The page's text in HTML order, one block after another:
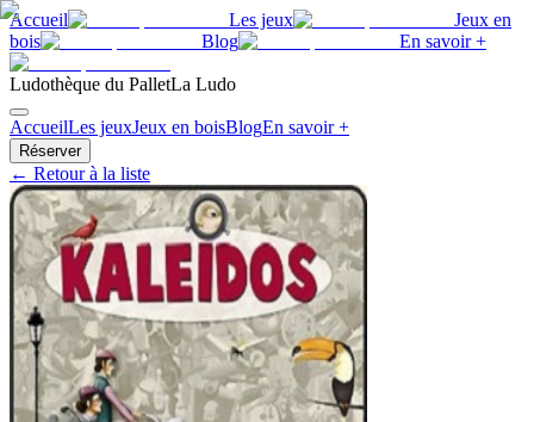
Accueil Les jeux
Jeux en
bois
Blog En savoir +
Ludothèque du PalletLa Ludo
AccueilLes jeuxJeux en boisBlogEn savoir +
Réserver
← Retour à la liste